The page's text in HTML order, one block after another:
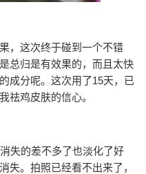
，这次终于碰到一个不错
总归是有效果的，而且太快
成分呢。这次用了15天，已
祛鸡皮肤的信心。
失的差不多了也淡化了好
失。拍照已经看不出来了，